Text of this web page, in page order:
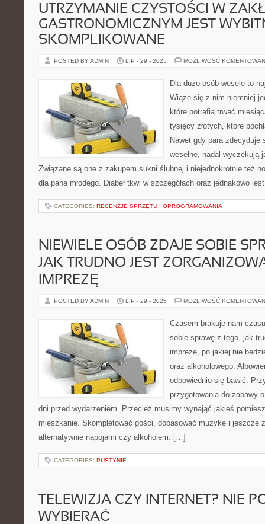
UTRZYMANIE CZYSTOŚCI W
GASTRONOMICZNYM JEST
SKOMPLIKOWANE
POSTED BY ADMIN LIP - 29 - 2025 MOŻLIWOŚĆ
Dla dużo osób wesele to
Wiąże się z nim niemniej
które potrafią trwać
tysięcy złotych, które
Nawet gdy para zdecyduje
weselne, nadal wyczekują
Związane są one z zakupem sukni ślubnej i niejednokrotnie też
dla pana młodego. Diabeł tkwi w szczegółach oraz jednakowo
CATEGORIES: RECENZJE SPRZĘTU I OPROGRAMOWANIA
NIEWIELE OSÓB ZDAJE SOBIE
JAK TRUDNO JEST
IMPREZĘ
POSTED BY ADMIN LIP - 29 - 2025 MOŻLIWOŚĆ
Czasem brakuje nam
sobie sprawę z tego, jak
imprezę, po jakiej nie
oraz alkoholowego.
odpowiednio się bawić.
przygotowania do zabawy
dni przed wydarzeniem. Przecież musimy wynająć jakieś
mieszkanie. Skompletować gości, dopasować muzykę i jeszcze
alternatywnie napojami czy alkoholem. […]
CATEGORIES: PUSTYNIE
TELEWIZJA CZY INTERNET? NIE
WYBIERAĆ